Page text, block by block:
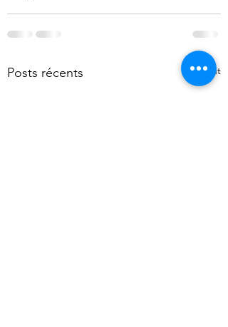
Posts récents Voir tout